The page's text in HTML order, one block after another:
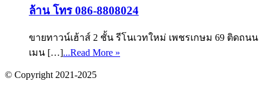
ล้าน โทร 086-8808024
ขายทาวน์เฮ้าส์ 2 ชั้น รีโนเวทใหม่ เพชรเกษม 69 ติดถนน
เมน […]...Read More »
© Copyright 2021-2025